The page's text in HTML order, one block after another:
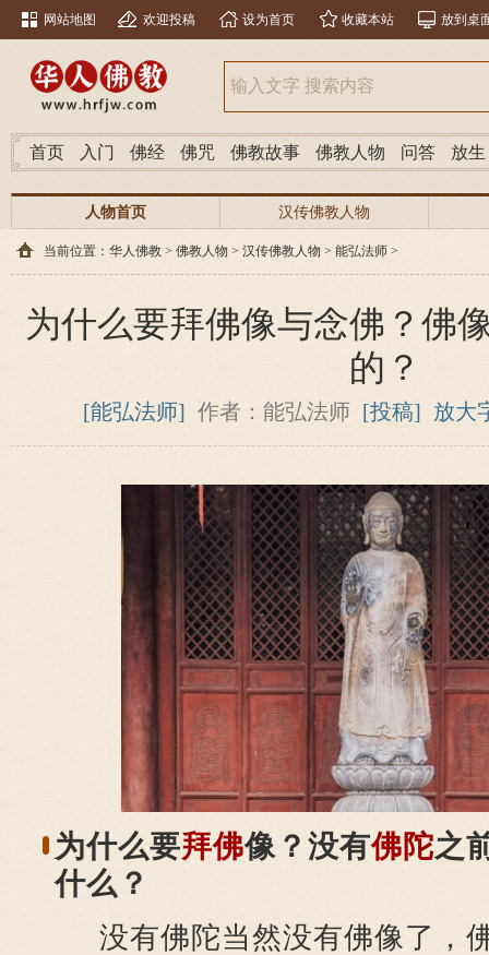
网站地图 欢迎投稿 设为首页 收藏本站 放到桌
首页 入门 佛经 佛咒 佛教故事 佛教人物 问答 放生
人物首页 汉传佛教人物
当前位置： 华人佛教 > 佛教人物 > 汉传佛教人物 > 能弘法师 >
为什么要拜佛像与念佛？佛
的？
[能弘法师] 作者：能弘法师 [投稿] 放大
为什么要拜佛像？没有佛陀之
什么？
没有佛陀当然没有佛像了，